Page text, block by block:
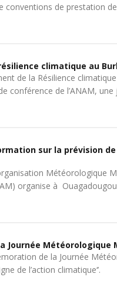
conventions de prestation
climatique au
de la Résilience
conférence de l’ANAM,
sur la prévision
Météorologique
organise à
Journée Météorologique
de la Journée
de l’action climatique‘’.